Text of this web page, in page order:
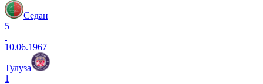
Седан
5
10.06.1967
Тулуза
1